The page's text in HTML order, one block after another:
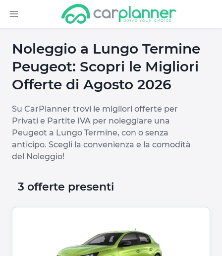
Noleggio a Lungo Termine
Peugeot: Scopri le Migliori
Offerte di Agosto 2026
Su CarPlanner trovi le migliori offerte per
Privati e Partite IVA per noleggiare una
Peugeot a Lungo Termine, con o senza
anticipo. Scegli la convenienza e la comodità
del Noleggio!
3 offerte presenti